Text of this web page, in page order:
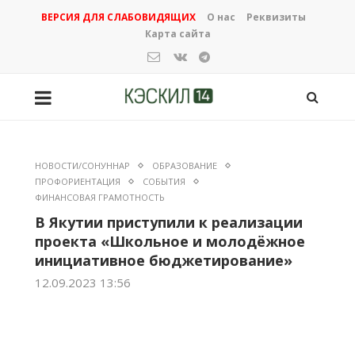
ВЕРСИЯ ДЛЯ СЛАБОВИДЯЩИХ О нас
Реквизиты
Карта сайта
НОВОСТИ/СОНУННАР
ОБРАЗОВАНИЕ
ПРОФОРИЕНТАЦИЯ
СОБЫТИЯ
ФИНАНСОВАЯ ГРАМОТНОСТЬ
В Якутии приступили к реализации
проекта «Школьное и молодёжное
инициативное бюджетирование»
12.09.2023 13:56